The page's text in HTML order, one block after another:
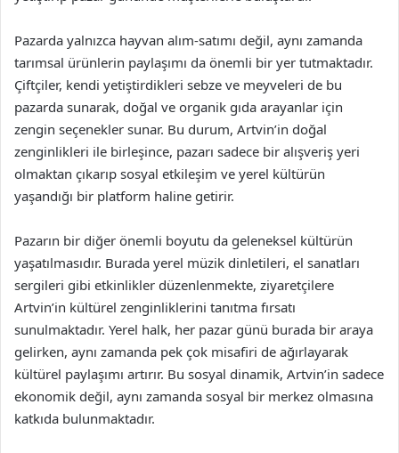
Pazarda yalnızca hayvan alım-satımı değil, aynı zamanda
tarımsal ürünlerin paylaşımı da önemli bir yer tutmaktadır.
Çiftçiler, kendi yetiştirdikleri sebze ve meyveleri de bu
pazarda sunarak, doğal ve organik gıda arayanlar için
zengin seçenekler sunar. Bu durum, Artvin’in doğal
zenginlikleri ile birleşince, pazarı sadece bir alışveriş yeri
olmaktan çıkarıp sosyal etkileşim ve yerel kültürün
yaşandığı bir platform haline getirir.
Pazarın bir diğer önemli boyutu da geleneksel kültürün
yaşatılmasıdır. Burada yerel müzik dinletileri, el sanatları
sergileri gibi etkinlikler düzenlenmekte, ziyaretçilere
Artvin’in kültürel zenginliklerini tanıtma fırsatı
sunulmaktadır. Yerel halk, her pazar günü burada bir araya
gelirken, aynı zamanda pek çok misafiri de ağırlayarak
kültürel paylaşımı artırır. Bu sosyal dinamik, Artvin’in sadece
ekonomik değil, aynı zamanda sosyal bir merkez olmasına
katkıda bulunmaktadır.